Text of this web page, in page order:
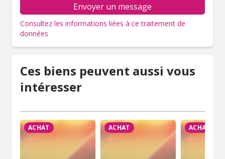
Envoyer un message
Consultez les informations liées à ce traitement de
données
Ces biens peuvent aussi vous
intéresser
ACHAT ACHAT ACHAT